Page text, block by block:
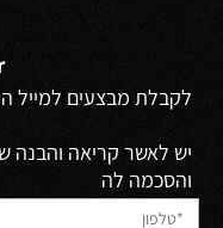
לקבלת מבצעים למייל
יש לאשר קריאה והבנה
והסכמה לה